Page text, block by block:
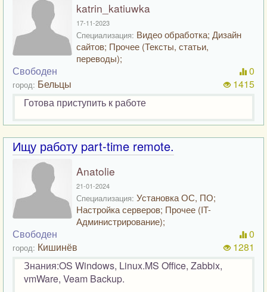
katrin_katiuwka
17-11-2023
Специализация: Видео обработка; Дизайн
сайтов; Прочее (Тексты, статьи,
переводы);
Свободен
город: Бельцы
0
1415
Готова приступить к работе
Ищу работу part-time remote.
Anatolie
21-01-2024
Специализация: Установка ОС, ПО;
Настройка серверов; Прочее (IT-
Администрирование);
Свободен
город: Кишинёв
0
1281
Знания:OS Windows, Linux.MS Office, Zabbix,
vmWare, Veam Backup.